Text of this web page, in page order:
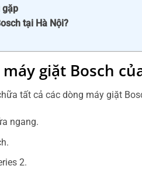
gặp
tại Hà Nội?
giặt Bosch
tất cả các dòng máy giặt
ngang.
2.